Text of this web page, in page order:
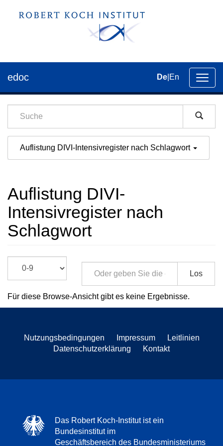
der
edoc De En
Auflistung DIVI-Intensivregister nach Schlagwort
Auflistung DIVI-
Intensivregister nach
Schlagwort
Los
Für diese Browse-Ansicht gibt es keine Ergebnisse.
Nutzungsbedingungen Impressum
Leitlinien
Datenschutzerklärung
Kontakt
Das Robert Koch-Institut ist ein
Bundesinstitut im
Geschäftsbereich des Bundesministeriums